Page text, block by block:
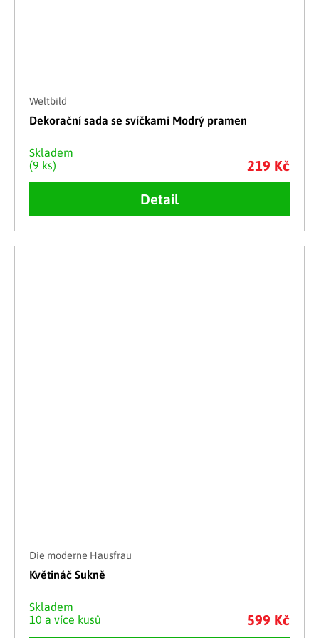
Weltbild
Dekorační sada se svíčkami Modrý pramen
Skladem
(9 ks)
219 Kč
Detail
Die moderne Hausfrau
Květináč Sukně
Skladem
10 a více kusů
599 Kč